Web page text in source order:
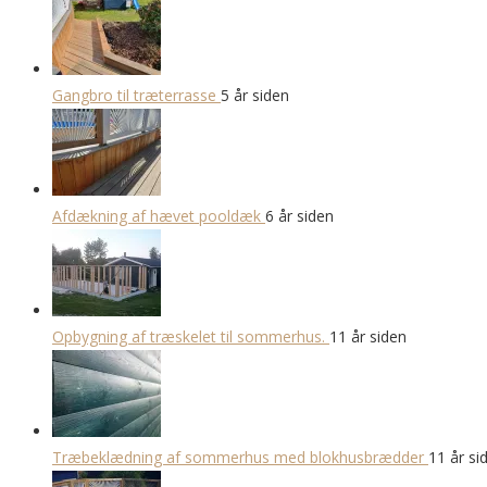
Gangbro til træterrasse 5 år siden
Afdækning af hævet pooldæk 6 år siden
Opbygning af træskelet til sommerhus. 11 år siden
Træbeklædning af sommerhus med blokhusbrædder 11 år